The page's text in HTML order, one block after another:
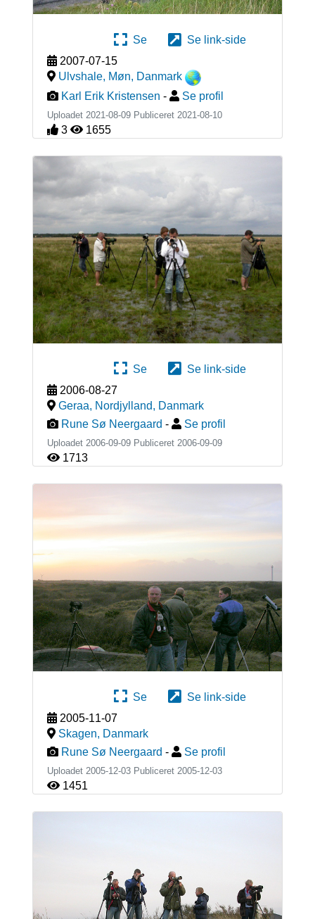
Se
Se link-side
2007-07-15
Ulvshale, Møn, Danmark
Karl Erik Kristensen - Se profil
Uploadet 2021-08-09 Publiceret 2021-08-10
3 1655
Se
Se link-side
2006-08-27
Geraa, Nordjylland, Danmark
Rune Sø Neergaard - Se profil
Uploadet 2006-09-09 Publiceret 2006-09-09
1713
Se
Se link-side
2005-11-07
Skagen, Danmark
Rune Sø Neergaard - Se profil
Uploadet 2005-12-03 Publiceret 2005-12-03
1451